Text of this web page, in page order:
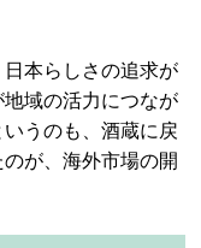
本らしさの追求が
域の活力につなが
うのも、酒蔵に戻
が、海外市場の開